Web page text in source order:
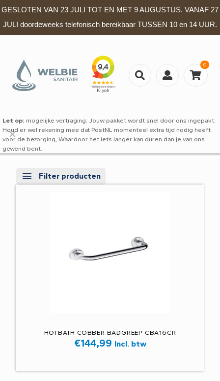
GESLOTEN VAN 23 JULI TOT EN MET 9 AUGUSTUS. VANAF 27
JULI doordeweeks telefonisch bereikbaar TUSSEN 10 en 14 UUR.
0
Let op: mogelijke vertraging: Jouw pakket wordt snel door ons ingepakt.
Houd er wel rekening mee dat PostNL momenteel extra tijd nodig heeft
voor de bezorging, Waardoor het iets langer kan duren dan je van ons
gewend bent.
✕
Filter producten
HOTBATH COBBER BADGREEP CBA16CR
€144,99 Incl. btw